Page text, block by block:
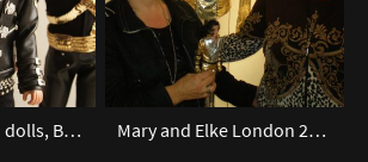
Michael Jackson dolls, BAD, Dangerous, History Mary and Elke London 2012